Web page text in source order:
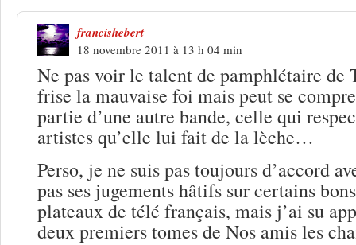
francishebert
18 novembre 2011 à 13 h 04 min
Ne pas voir le talent de pamphlétaire de
frise la mauvaise foi mais peut se
partie d’une autre bande, celle qui
artistes qu’elle lui fait de la lèche…
Perso, je ne suis pas toujours d’accord
pas ses jugements hâtifs sur certains
plateaux de télé français, mais j’ai su
deux premiers tomes de Nos amis les